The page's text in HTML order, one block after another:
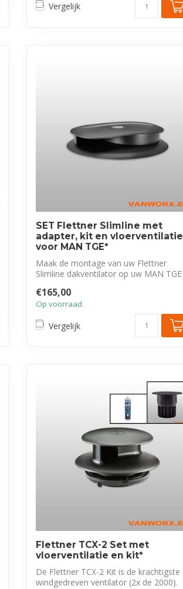
Vergelijk
SET Flettner Slimline met
adapter, kit en vloerventilatie
voor MAN TGE*
Maak de montage van uw Flettner
Slimline dakventilator op uw MAN TGE
€165,00
Op voorraad
Vergelijk
Flettner TCX-2 Set met
vloerventilatie en kit*
De Flettner TCX-2 Kit is de krachtigste
windgedreven ventilator (2x de 2000).